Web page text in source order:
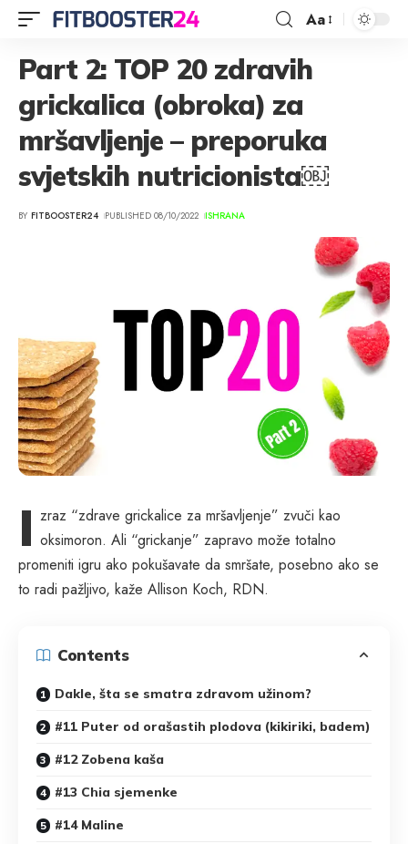
Aa
Part 2: TOP 20 zdravih
grickalica (obroka) za
mršavljenje – preporuka
svjetskih nutricionista￼
BY FITBOOSTER24 PUBLISHED 08/10/2022 ISHRANA
I zraz “zdrave grickalice za mršavljenje” zvuči kao
oksimoron. Ali “grickanje” zapravo može totalno
promeniti igru ​​ako pokušavate da smršate, posebno ako se
to radi pažljivo, kaže Allison Koch, RDN.
Contents
Dakle, šta se smatra zdravom užinom?
#11 Puter od orašastih plodova (kikiriki, badem)
#12 Zobena kaša
#13 Chia sjemenke
#14 Maline